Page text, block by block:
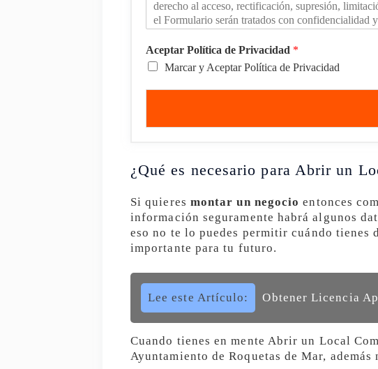
Aceptar Política de Privacidad *
Marcar y Aceptar Política de Privacidad
¿Qué es necesario para Abrir un
Si quieres montar un negocio entonces
información seguramente habrá algunos
eso no te lo puedes permitir cuándo tienes
importante para tu futuro.
Lee este Artículo: Obtener Licencia
Cuando tienes en mente Abrir un Local
Ayuntamiento de Roquetas de Mar,